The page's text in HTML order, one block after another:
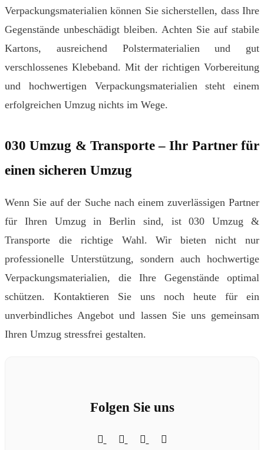
Verpackungsmaterialien können Sie sicherstellen, dass Ihre
Gegenstände unbeschädigt bleiben. Achten Sie auf stabile
Kartons, ausreichend Polstermaterialien und gut
verschlossenes Klebeband. Mit der richtigen Vorbereitung
und hochwertigen Verpackungsmaterialien steht einem
erfolgreichen Umzug nichts im Wege.
030 Umzug & Transporte – Ihr Partner für
einen sicheren Umzug
Wenn Sie auf der Suche nach einem zuverlässigen Partner
für Ihren Umzug in Berlin sind, ist 030 Umzug &
Transporte die richtige Wahl. Wir bieten nicht nur
professionelle Unterstützung, sondern auch hochwertige
Verpackungsmaterialien, die Ihre Gegenstände optimal
schützen. Kontaktieren Sie uns noch heute für ein
unverbindliches Angebot und lassen Sie uns gemeinsam
Ihren Umzug stressfrei gestalten.
Folgen Sie uns